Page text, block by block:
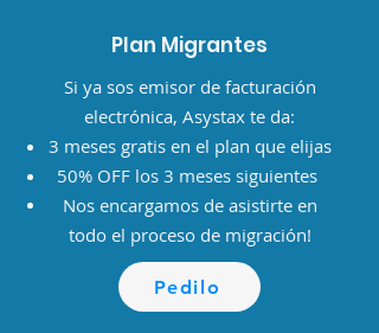
Plan Migrantes
Si ya sos emisor de facturación
electrónica, Asystax te da:
3 meses gratis en el plan que elijas
50% OFF los 3 meses siguientes
Nos encargamos de asistirte en
todo el proceso de migración!
Pedilo